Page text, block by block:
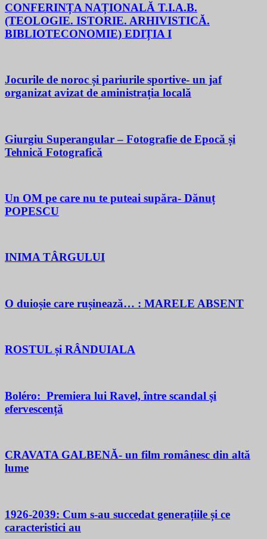
CONFERINȚA NAȚIONALĂ T.I.A.B.
(TEOLOGIE. ISTORIE. ARHIVISTICĂ.
BIBLIOTECONOMIE) EDIȚIA I
Jocurile de noroc și pariurile sportive- un jaf
organizat avizat de aministrația locală
Giurgiu Superangular – Fotografie de Epocă și
Tehnică Fotografică
Un OM pe care nu te puteai supăra- Dănuț
POPESCU
INIMA TÂRGULUI
O duioșie care rușinează… : MARELE ABSENT
ROSTUL și RÂNDUIALA
Boléro: Premiera lui Ravel, între scandal și
efervescență
CRAVATA GALBENĂ- un film românesc din altă
lume
1926-2039: Cum s-au succedat generațiile și ce
caracteristici au